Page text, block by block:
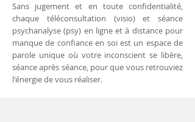
Sans jugement et en toute confidentialité,
chaque téléconsultation (visio) et séance
psychanalyse (psy) en ligne et à distance pour
manque de confiance en soi est un espace de
parole unique où votre inconscient se libère,
séance après séance, pour que vous retrouviez
l'énergie de vous réaliser.